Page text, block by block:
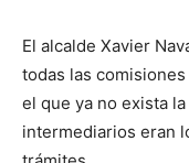
El alcalde Xavier
todas las
el que ya no exista
intermediarios eran